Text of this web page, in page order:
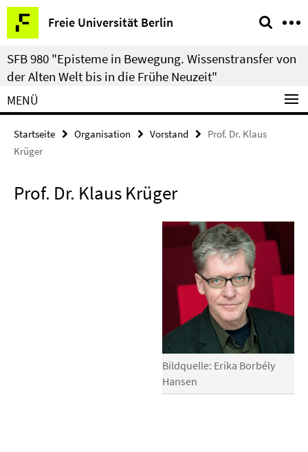
Springe
direkt
zu
Inhalt
Freie Universität Berlin
Service-
Navigation
SFB 980 "Episteme in Bewegung. Wissenstransfer von
der Alten Welt bis in die Frühe Neuzeit"
MENÜ
Startseite Organisation Vorstand
Prof. Dr. Klaus
Krüger
Prof. Dr. Klaus Krüger
Bildquelle: Erika Borbély
Hansen